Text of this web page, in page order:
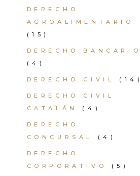
DERECHO
AGROALIMENTARIO
(15)
DERECHO BANCARIO
(4)
DERECHO CIVIL (14)
DERECHO CIVIL
CATALÁN
(4)
DERECHO
CONCURSAL
(4)
DERECHO
CORPORATIVO
(5)